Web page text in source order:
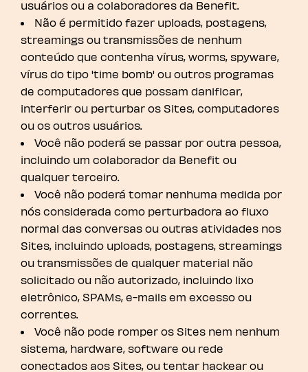
usuários ou a colaboradores da Benefit.
Não é permitido fazer uploads, postagens,
streamings ou transmissões de nenhum
conteúdo que contenha vírus, worms, spyware,
vírus do tipo 'time bomb' ou outros programas
de computadores que possam danificar,
interferir ou perturbar os Sites, computadores
ou os outros usuários.
Você não poderá se passar por outra pessoa,
incluindo um colaborador da Benefit ou
qualquer terceiro.
Você não poderá tomar nenhuma medida por
nós considerada como perturbadora ao fluxo
normal das conversas ou outras atividades nos
Sites, incluindo uploads, postagens, streamings
ou transmissões de qualquer material não
solicitado ou não autorizado, incluindo lixo
eletrônico, SPAMs, e-mails em excesso ou
correntes.
Você não pode romper os Sites nem nenhum
sistema, hardware, software ou rede
conectados aos Sites, ou tentar hackear ou